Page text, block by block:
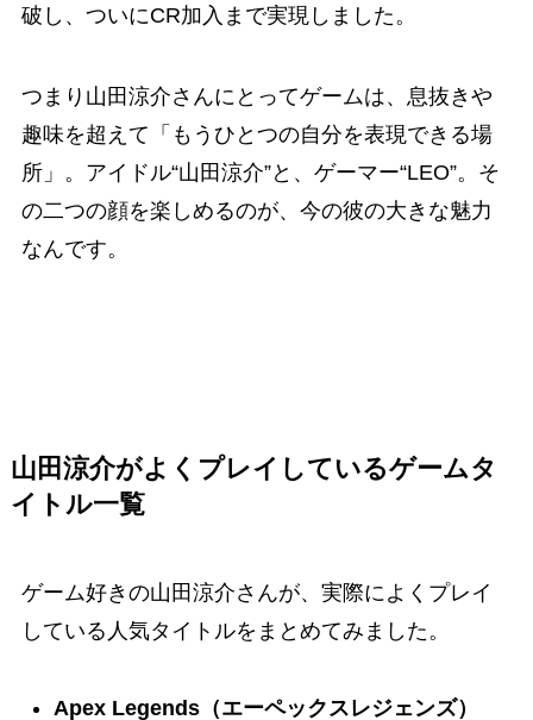
破し、ついにCR加入まで実現しました。
つまり山田涼介さんにとってゲームは、息抜きや
趣味を超えて「もうひとつの自分を表現できる場
所」。アイドル“山田涼介”と、ゲーマー“LEO”。そ
の二つの顔を楽しめるのが、今の彼の大きな魅力
なんです。
山田涼介がよくプレイしているゲームタ
イトル一覧
ゲーム好きの山田涼介さんが、実際によくプレイ
している人気タイトルをまとめてみました。
Apex Legends（エーペックスレジェンズ）